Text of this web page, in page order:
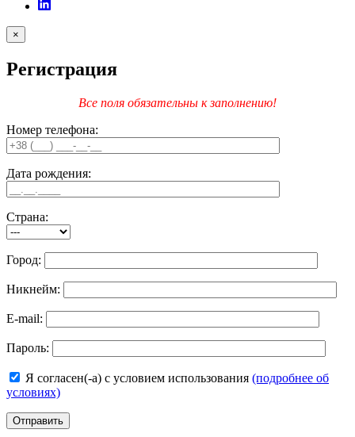
×
Регистрация
Все поля обязательны к заполнению!
Номер телефона:
Дата рождения:
Страна:
Город:
Никнейм:
E-mail:
Пароль:
Я согласен(-а) с условием использования (подробнее об
условиях)